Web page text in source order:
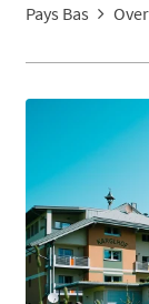
Pays Bas